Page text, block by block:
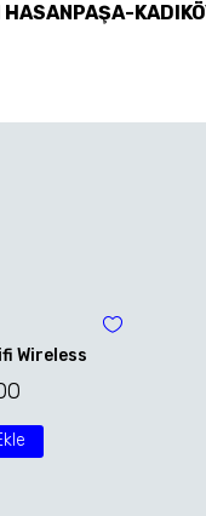
HASANPAŞA-
Wireless